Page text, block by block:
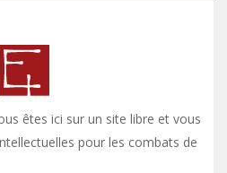
êtes ici sur un site libre et vous y
pour les combats de